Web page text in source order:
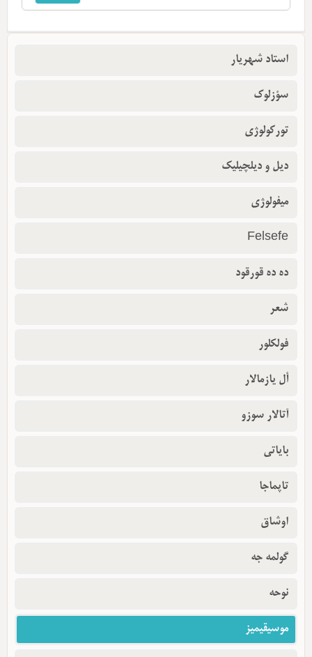
استاد شهریار
سؤزلوک
تورکولوژی
دیل و دیلچیلیک
میفولوژی
Felsefe
ده ده قورقود
شعر
فولکلور
أل یازمالار
آتالار سوزو
بایاتی
تاپماجا
اوشاق
گولمه جه
نوحه
موسیقیمیز